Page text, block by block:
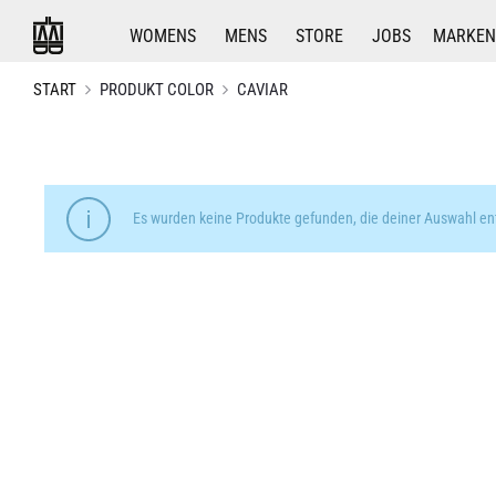
WOMENS MENS STORE JOBS MARKEN
START PRODUKT COLOR CAVIAR
Es wurden keine Produkte gefunden, die deiner Auswahl